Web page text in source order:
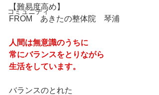
コミュニティ
【難易度高め】
FROM　あきたの整体院　琴浦
人間は無意識のうちに
常にバランスをとりながら
生活をしています。
バランスのとれた